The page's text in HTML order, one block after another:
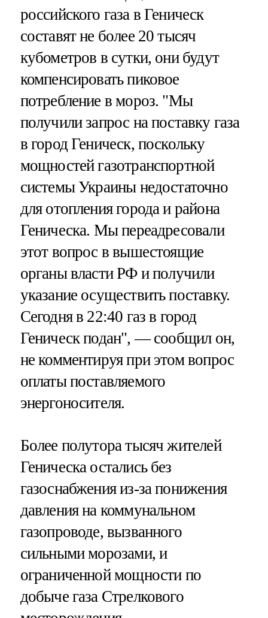
российского газа в Геническ
составят не более 20 тысяч
кубометров в сутки, они будут
компенсировать пиковое
потребление в мороз. "Мы
получили запрос на поставку газа
в город Геническ, поскольку
мощностей газотранспортной
системы Украины недостаточно
для отопления города и района
Геническа. Мы переадресовали
этот вопрос в вышестоящие
органы власти РФ и получили
указание осуществить поставку.
Сегодня в 22:40 газ в город
Геническ подан", — сообщил он,
не комментируя при этом вопрос
оплаты поставляемого
энергоносителя.
Более полутора тысяч жителей
Геническа остались без
газоснабжения из-за понижения
давления на коммунальном
газопроводе, вызванного
сильными морозами, и
ограниченной мощности по
добыче газа Стрелкового